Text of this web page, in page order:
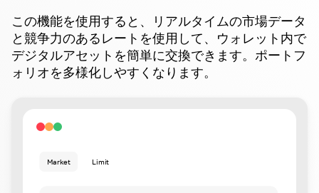
この機能を使用すると、リアルタイムの市場データ
と競争力のあるレートを使用して、ウォレット内で
デジタルアセットを簡単に交換できます。ポートフ
ォリオを多様化しやすくなります。
Market Limit